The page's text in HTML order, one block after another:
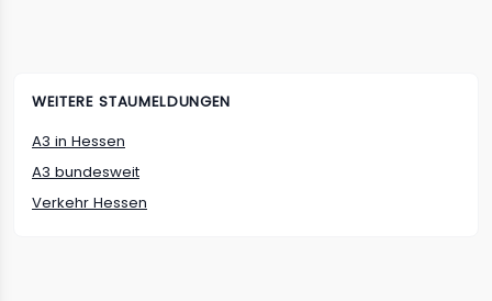
WEITERE STAUMELDUNGEN
A3 in Hessen
A3 bundesweit
Verkehr Hessen